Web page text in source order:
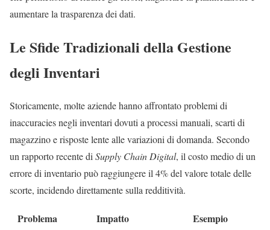
aumentare la trasparenza dei dati.
Le Sfide Tradizionali della Gestione
degli Inventari
Storicamente, molte aziende hanno affrontato problemi di
inaccuracies negli inventari dovuti a processi manuali, scarti di
magazzino e risposte lente alle variazioni di domanda. Secondo
un rapporto recente di Supply Chain Digital, il costo medio di un
errore di inventario può raggiungere il 4% del valore totale delle
scorte, incidendo direttamente sulla redditività.
Problema Impatto Esempio